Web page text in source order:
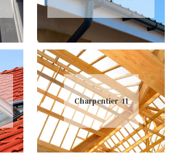
Charpentier 41